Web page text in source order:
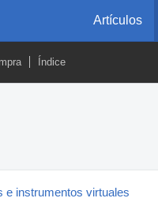
Artículos
Índice
e instrumentos virtuales